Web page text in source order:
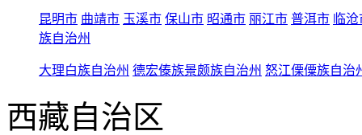
昆明市 曲靖市 玉溪市 保山市 昭通市 丽江市 普洱市 临
族自治州
大理白族自治州 德宏傣族景颇族自治州 怒江傈僳族自治
西藏自治区